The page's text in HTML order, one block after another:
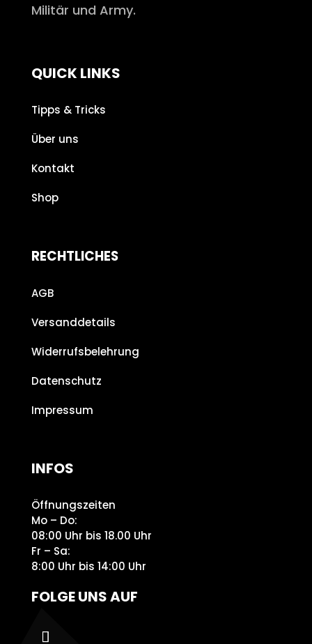
Militär und Army.
QUICK LINKS
Tipps & Tricks
Über uns
Kontakt
Shop
RECHTLICHES
AGB
Versanddetails
Widerrufsbelehrung
Datenschutz
Impressum
INFOS
Öffnungszeiten
Mo – Do:
08:00 Uhr bis 18.00 Uhr
Fr – Sa:
8:00 Uhr bis 14:00 Uhr
FOLGE UNS AUF